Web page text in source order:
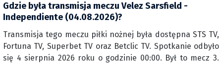
Gdzie była transmisja meczu Velez Sarsfield -
Independiente (04.08.2026)?
Transmisja tego meczu piłki nożnej była dostępna STS TV,
Fortuna TV, Superbet TV oraz Betclic TV. Spotkanie odbyło
się 4 sierpnia 2026 roku o godzinie 00:00. Był to mecz 3.